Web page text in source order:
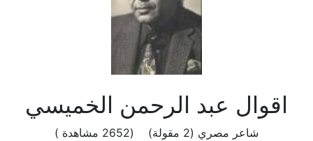
اقوال عبد الرحمن الخميسي
شاعر مصري (2 مقولة) (2652 مشاهدة )